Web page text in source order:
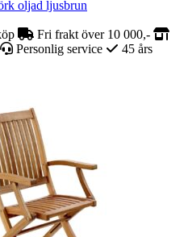
oljad ljusbrun
Fri frakt över 10 000,-
Personlig service
45 års